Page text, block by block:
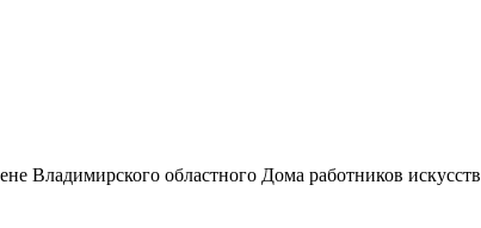
Владимирского областного Дома работников